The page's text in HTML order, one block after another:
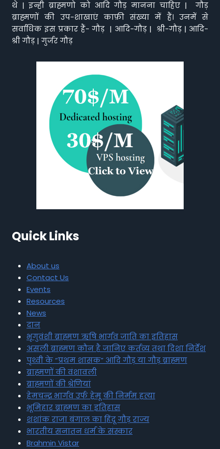
थे | इन्ही ब्राह्मणो को आदि गौड़ मानना चाहिए | गौड़
ब्राह्मणों की उप-शाखाएं काफ़ी संख्या में हैं। उनमें से
सर्वाधिक इस प्रकार हैं- गौड़ | आदि-गौड़ | श्री-गौड़ | आदि-
श्री गौड़ | गुर्जर गौड़
Quick Links
About us
Contact Us
Events
Resources
News
दान
भृगुवंशी ब्राह्मण ऋषि भार्गव जाति का इतिहास
असली ब्राह्मण कौन है जानिए कर्तव्य तथा दिशा निर्देश
पृथ्वी के “प्रथम शासक” आदि गौड़ या गौड़ ब्राह्मण
ब्राह्मणों की वंशावली
ब्राह्मणों की श्रेणियां
हेमचन्द्र भार्गव उर्फ हेमू की निर्मम हत्या
भूमिहार ब्राह्मण का इतिहास
शशांक राजा बंगाल का हिंदू गौड़ राज्य
भारतीय सनातन धर्म के संस्कार
Brahmin Vistar